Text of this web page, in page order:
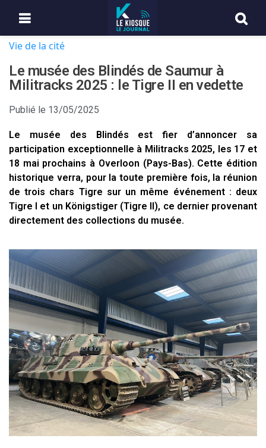
Vie de la cité
Le musée des Blindés de Saumur à
Militracks 2025 : le Tigre II en vedette
Publié le 13/05/2025
Le musée des Blindés est fier d’annoncer sa
participation exceptionnelle à Militracks 2025, les 17 et
18 mai prochains à Overloon (Pays-Bas). Cette édition
historique verra, pour la toute première fois, la réunion
de trois chars Tigre sur un même événement : deux
Tigre I et un Königstiger (Tigre II), ce dernier provenant
directement des collections du musée.